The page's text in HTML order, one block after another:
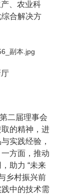
、农业科
合解决方
二届理事会
的精神，进
实践经验，
方面，推动
助力 “未来
乡村振兴前
中的技术需